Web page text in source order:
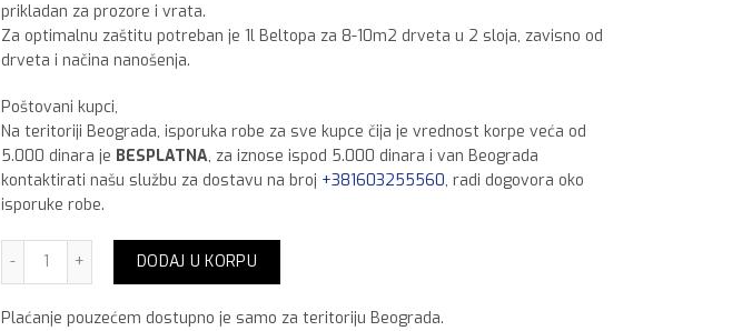
prikladan za prozore i vrata.
Za optimalnu zaštitu potreban je 1l Beltopa za 8-10m2 drveta u 2 sloja, zavisno od
drveta i načina nanošenja.
Poštovani kupci,
Na teritoriji Beograda, isporuka robe za sve kupce čija je vrednost korpe veća od
5.000 dinara je BESPLATNA, za iznose ispod 5.000 dinara i van Beograda
kontaktirati našu službu za dostavu na broj +381603255560, radi dogovora oko
isporuke robe.
Belinka Beltop lazurni premaz sa lakom plava,750 ml količina
DODAJ U KORPU
Plaćanje pouzećem dostupno je samo za teritoriju Beograda.